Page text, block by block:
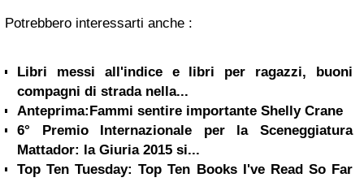
Potrebbero interessarti anche :
Libri messi all'indice e libri per ragazzi, buoni
compagni di strada nella...
Anteprima:Fammi sentire importante Shelly Crane
6° Premio Internazionale per la Sceneggiatura
Mattador: la Giuria 2015 si...
Top Ten Tuesday: Top Ten Books I've Read So Far